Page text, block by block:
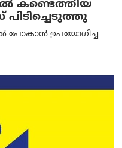
കണ്ടെത്തിയ
പോകാൻ ഉപയോഗിച്ച